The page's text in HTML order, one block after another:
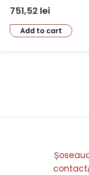
751,52 lei
Add to cart